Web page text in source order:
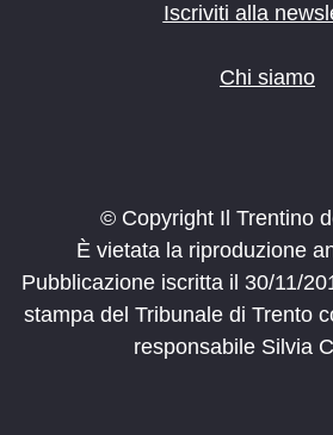
Iscriviti alla
Chi siamo
© Copyright Il Trentino
È vietata la riproduzione
Pubblicazione iscritta il 30/11/
stampa del Tribunale di Trento
responsabile Silvia